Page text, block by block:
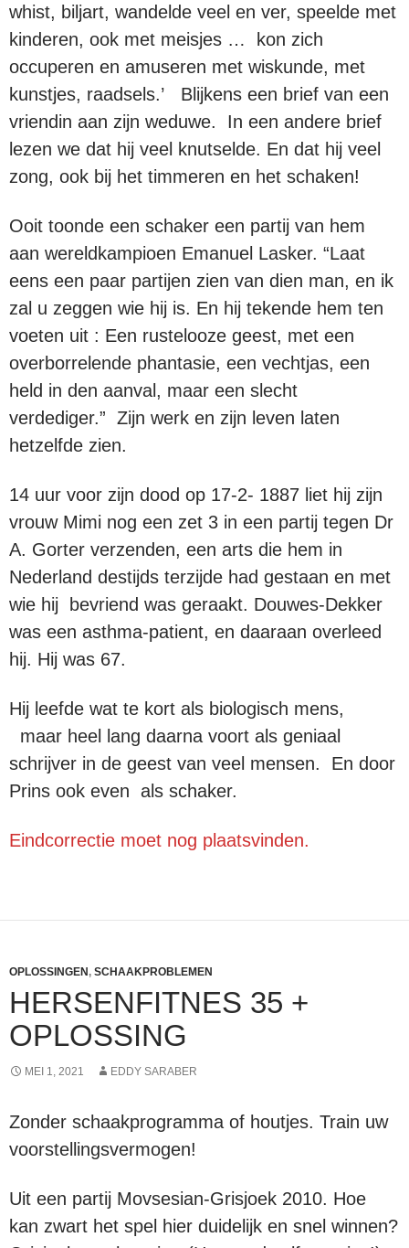
whist, biljart, wandelde veel en ver, speelde met
kinderen, ook met meisjes … kon zich
occuperen en amuseren met wiskunde, met
kunstjes, raadsels.’ Blijkens een brief van een
vriendin aan zijn weduwe. In een andere brief
lezen we dat hij veel knutselde. En dat hij veel
zong, ook bij het timmeren en het schaken!
Ooit toonde een schaker een partij van hem
aan wereldkampioen Emanuel Lasker. “Laat
eens een paar partijen zien van dien man, en ik
zal u zeggen wie hij is. En hij tekende hem ten
voeten uit : Een rustelooze geest, met een
overborrelende phantasie, een vechtjas, een
held in den aanval, maar een slecht
verdediger.” Zijn werk en zijn leven laten
hetzelfde zien.
14 uur voor zijn dood op 17-2- 1887 liet hij zijn
vrouw Mimi nog een zet 3 in een partij tegen Dr
A. Gorter verzenden, een arts die hem in
Nederland destijds terzijde had gestaan en met
wie hij bevriend was geraakt. Douwes-Dekker
was een asthma-patient, en daaraan overleed
hij. Hij was 67.
Hij leefde wat te kort als biologisch mens,
maar heel lang daarna voort als geniaal
schrijver in de geest van veel mensen. En door
Prins ook even als schaker.
Eindcorrectie moet nog plaatsvinden.
OPLOSSINGEN, SCHAAKPROBLEMEN
HERSENFITNES 35 +
OPLOSSING
MEI 1, 2021 EDDY SARABER
Zonder schaakprogramma of houtjes. Train uw
voorstellingsvermogen!
Uit een partij Movsesian-Grisjoek 2010. Hoe
kan zwart het spel hier duidelijk en snel winnen?